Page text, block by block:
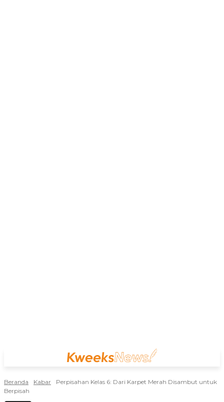
Beranda Kabar
Perpisahan Kelas 6: Dari Karpet Merah Disambut untuk
Berpisah